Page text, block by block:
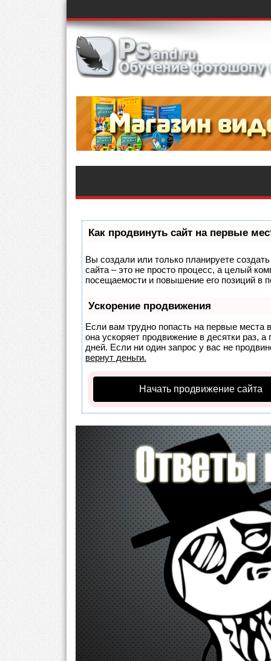
Как продвинуть сайт на первые
Вы создали или только планируете
сайта – это не просто процесс, а целый
посещаемости и повышение его позиций в
Ускорение продвижения
Если вам трудно попасть на первые места
она ускоряет продвижение в десятки раз,
дней. Если ни один запрос у вас не
вернут деньги.
Начать продвижение сайта